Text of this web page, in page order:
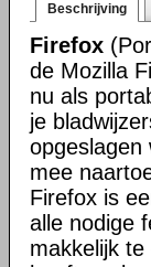
Beschrijving
Firefox
de Mozilla
nu als
je
opgeslagen
mee
Firefox is
alle nodige
makkelijk